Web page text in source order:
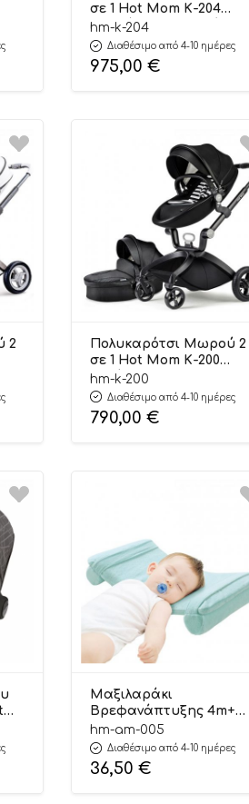
σε 1 Hot Mom Κ-204
Ταμπά (6 Άτοκες Δόσεις)
hm-k-204
Διαθέσιμο από 4-10 ημέρες
975,00 €
2
Πολυκαρότσι Μωρού 2
σε 1 Hot Mom Κ-200
Μαύρο (6 Άτοκες
Δόσεις)
hm-k-200
Διαθέσιμο από 4-10 ημέρες
790,00 €
Μαξιλαράκι
Βρεφανάπτυξης 4m+
Hot Mom
hm-am-005
Διαθέσιμο από 4-10 ημέρες
36,50 €